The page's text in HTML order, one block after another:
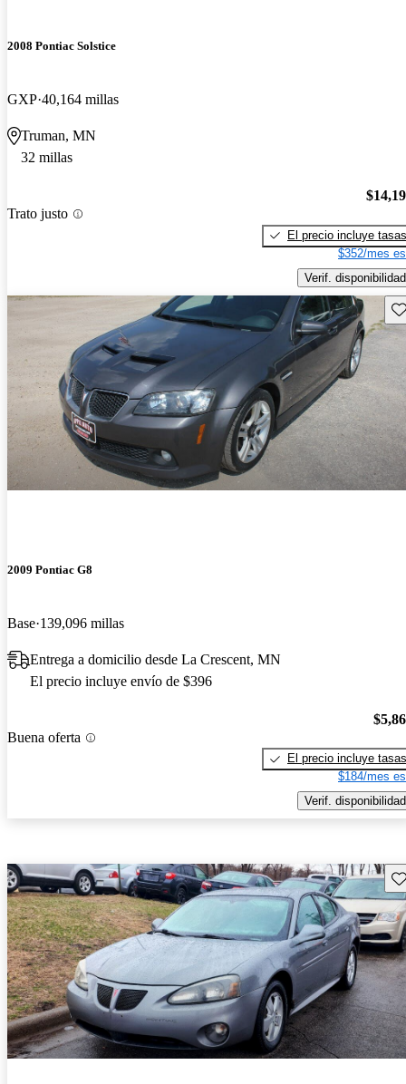
2008 Pontiac Solstice
GXP 40,164 millas
Truman, MN
32 millas
Trato justo
El precio incluye tasas
$352/mes
Verif. disponibilidad
2009 Pontiac G8
Base 139,096 millas
Entrega a domicilio desde La Crescent, MN
El precio incluye envío de $396
Buena oferta
El precio incluye tasas
$184/mes
Verif. disponibilidad